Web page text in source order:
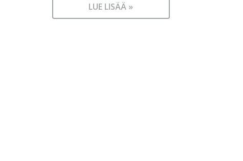
LUE LISÄÄ »